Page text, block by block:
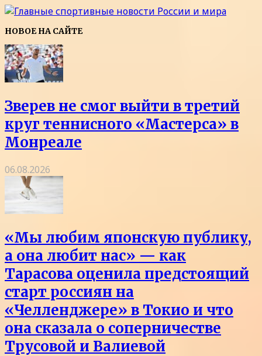
НОВОЕ НА САЙТЕ
Зверев не смог выйти в третий
круг теннисного «Мастерса» в
Монреале
06.08.2026
«Мы любим японскую публику,
а она любит нас» — как
Тарасова оценила предстоящий
старт россиян на
«Челленджере» в Токио и что
она сказала о соперничестве
Трусовой и Валиевой